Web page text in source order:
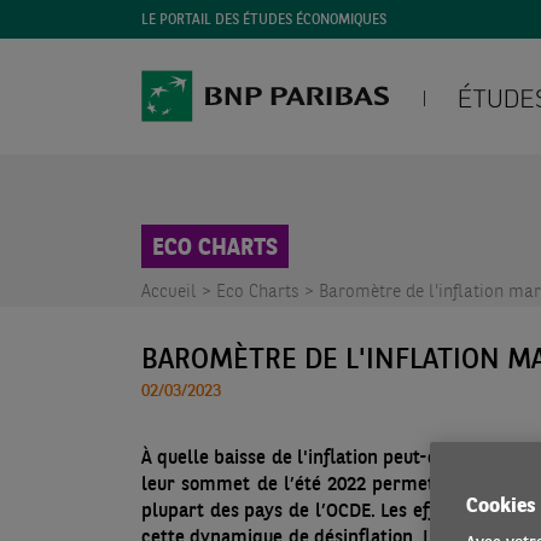
LE PORTAIL DES ÉTUDES ÉCONOMIQUES
ECO CHARTS
Accueil > Eco Charts > Baromètre de l'inflation
BAROMÈTRE DE L'INFLATION
02/03/2023
À quelle baisse de l'inflation peut-on
leur sommet de l’été 2022 permet à
plupart des pays de l’OCDE. Les effets de
cette dynamique de désinflation. Le repli des
Cookies